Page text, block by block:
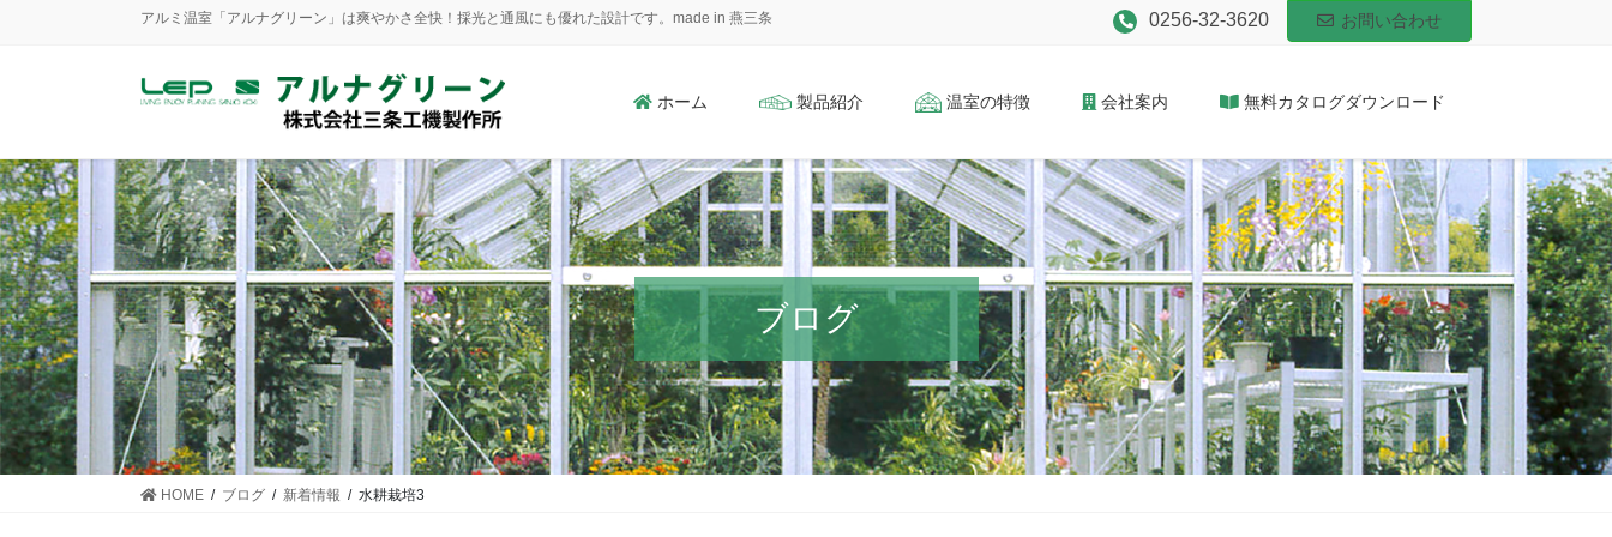
アルミ温室「アルナグリーン」は爽やかさ全快！採光と通風にも優れた設計です。made in 燕三条 0256-32-3620 お問い合わせ
ホーム 製品紹介 温室の特徴 会社案内 無料カタログダウンロード
ブログ
HOME ブログ 新着情報 水耕栽培3